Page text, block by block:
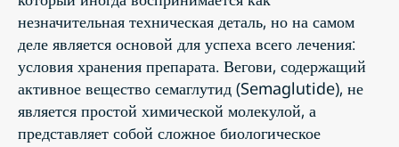
незначительная техническая деталь, но на самом
деле является основой для успеха всего лечения:
условия хранения препарата. Вегови, содержащий
активное вещество семаглутид (Semaglutide), не
является простой химической молекулой, а
представляет собой сложное биологическое